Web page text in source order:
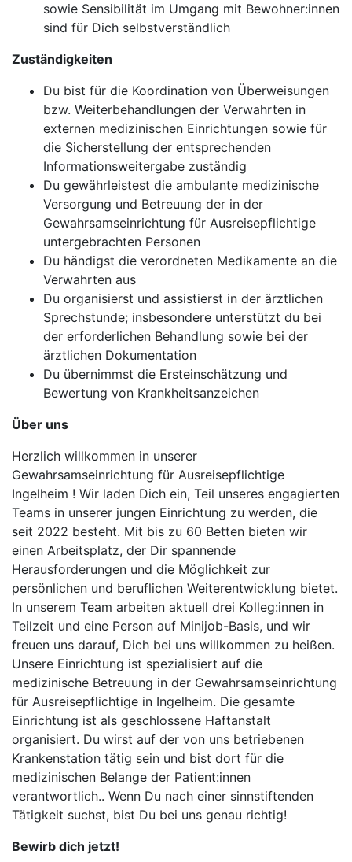
sowie Sensibilität im Umgang mit Bewohner:innen
sind für Dich selbstverständlich
Zuständigkeiten
Du bist für die Koordination von Überweisungen
bzw. Weiterbehandlungen der Verwahrten in
externen medizinischen Einrichtungen sowie für
die Sicherstellung der entsprechenden
Informationsweitergabe zuständig
Du gewährleistest die ambulante medizinische
Versorgung und Betreuung der in der
Gewahrsamseinrichtung für Ausreisepflichtige
untergebrachten Personen
Du händigst die verordneten Medikamente an die
Verwahrten aus
Du organisierst und assistierst in der ärztlichen
Sprechstunde; insbesondere unterstützt du bei
der erforderlichen Behandlung sowie bei der
ärztlichen Dokumentation
Du übernimmst die Ersteinschätzung und
Bewertung von Krankheitsanzeichen
Über uns
Herzlich willkommen in unserer
Gewahrsamseinrichtung für Ausreisepflichtige
Ingelheim ! Wir laden Dich ein, Teil unseres engagierten
Teams in unserer jungen Einrichtung zu werden, die
seit 2022 besteht. Mit bis zu 60 Betten bieten wir
einen Arbeitsplatz, der Dir spannende
Herausforderungen und die Möglichkeit zur
persönlichen und beruflichen Weiterentwicklung bietet.
In unserem Team arbeiten aktuell drei Kolleg:innen in
Teilzeit und eine Person auf Minijob-Basis, und wir
freuen uns darauf, Dich bei uns willkommen zu heißen.
Unsere Einrichtung ist spezialisiert auf die
medizinische Betreuung in der Gewahrsamseinrichtung
für Ausreisepflichtige in Ingelheim. Die gesamte
Einrichtung ist als geschlossene Haftanstalt
organisiert. Du wirst auf der von uns betriebenen
Krankenstation tätig sein und bist dort für die
medizinischen Belange der Patient:innen
verantwortlich.. Wenn Du nach einer sinnstiftenden
Tätigkeit suchst, bist Du bei uns genau richtig!
Bewirb dich jetzt!